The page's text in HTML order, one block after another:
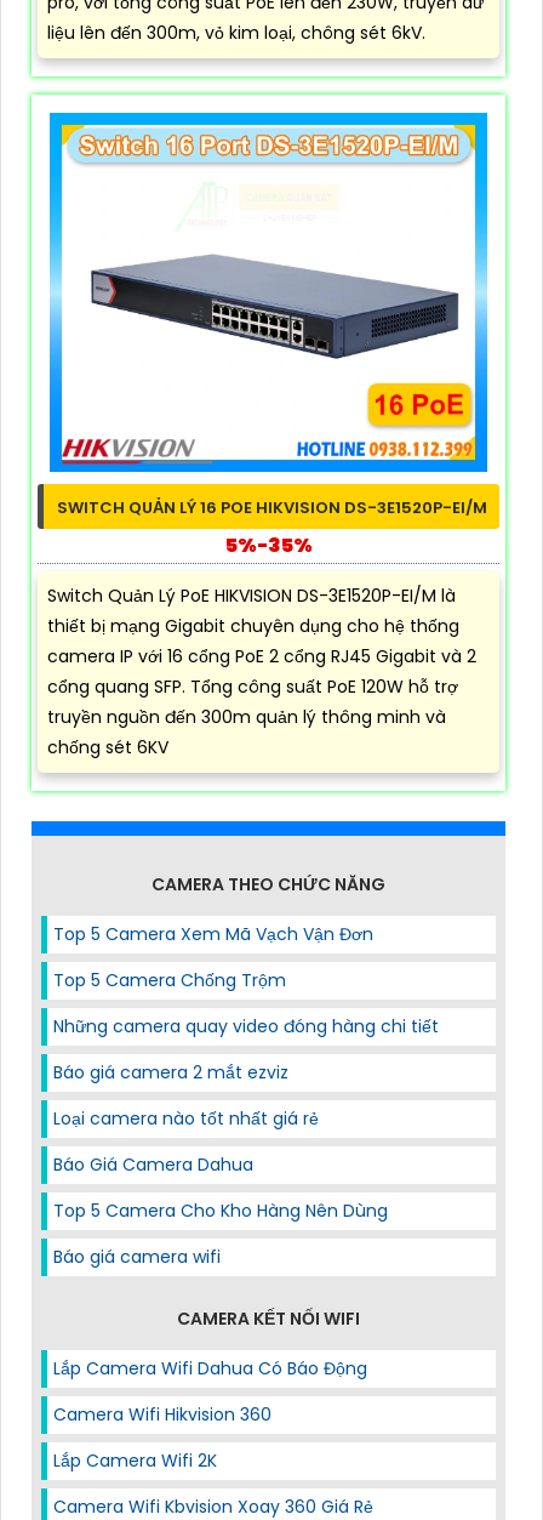
liệu lên đến 300m, vỏ kim loại, chông sét 6kV.
SWITCH QUẢN LÝ 16 POE HIKVISION DS-3E1520P-EI/M
5%-35%
Switch Quản Lý PoE HIKVISION DS-3E1520P-EI/M là
thiết bị mạng Gigabit chuyên dụng cho hệ thống
camera IP với 16 cổng PoE 2 cổng RJ45 Gigabit và 2
cổng quang SFP. Tổng công suất PoE 120W hỗ trợ
truyền nguồn đến 300m quản lý thông minh và
chống sét 6KV
CAMERA THEO CHỨC NĂNG
Top 5 Camera Xem Mã Vạch Vận Đơn
Top 5 Camera Chống Trộm
Những camera quay video đóng hàng chi tiết
Báo giá camera 2 mắt ezviz
Loại camera nào tốt nhất giá rẻ
Báo Giá Camera Dahua
Top 5 Camera Cho Kho Hàng Nên Dùng
Báo giá camera wifi
CAMERA KẾT NỐI WIFI
Lắp Camera Wifi Dahua Có Báo Động
Camera Wifi Hikvision 360
Lắp Camera Wifi 2K
Camera Wifi Kbvision Xoay 360 Giá Rẻ